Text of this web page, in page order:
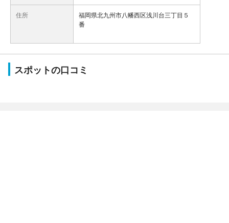
住所
福岡県北九州市八幡西区浅川台三丁目５
番
スポットの口コミ